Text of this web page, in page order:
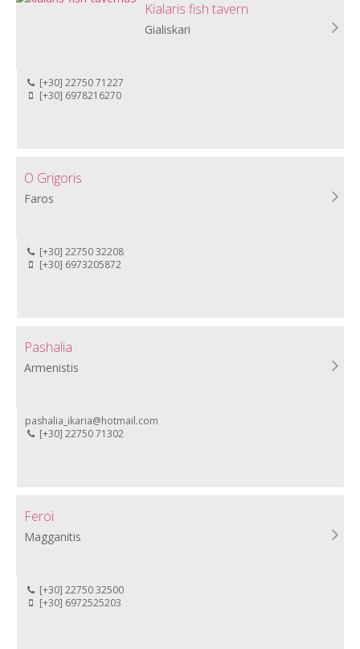
Kialaris fish tavern
Gialiskari
[+30] 22750 71227
[+30] 6978216270
O Grigoris
Faros
[+30] 22750 32208
[+30] 6973205872
Pashalia
Armenistis
pashalia_ikaria@hotmail.com
[+30] 22750 71302
Feroi
Magganitis
[+30] 22750 32500
[+30] 6972525203